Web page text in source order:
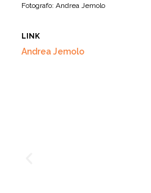
Fotografo: Andrea Jemolo
LINK
Andrea Jemolo